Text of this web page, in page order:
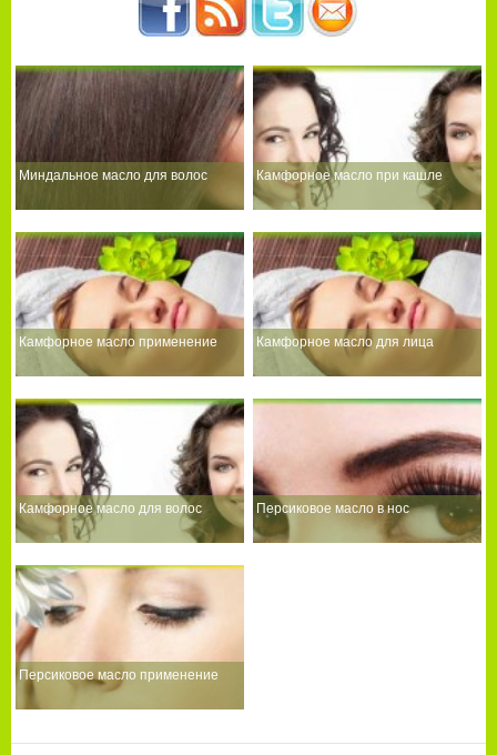
Миндальное масло для волос Камфорное масло при кашле
Камфорное масло применение Камфорное масло для лица
Камфорное масло для волос Персиковое масло в нос
Персиковое масло применение